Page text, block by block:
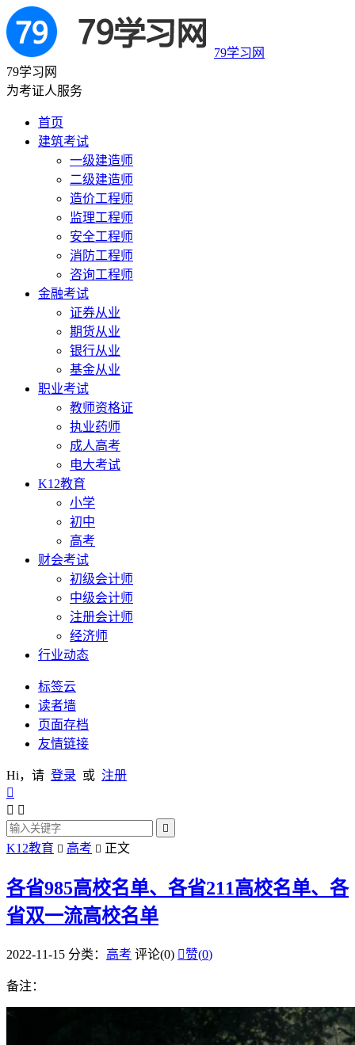
79学习网
79学习网
为考证人服务
首页
建筑考试
一级建造师
二级建造师
造价工程师
监理工程师
安全工程师
消防工程师
咨询工程师
金融考试
证券从业
期货从业
银行从业
基金从业
职业考试
教师资格证
执业药师
成人高考
电大考试
K12教育
小学
初中
高考
财会考试
初级会计师
中级会计师
注册会计师
经济师
行业动态
标签云
读者墙
页面存档
友情链接
Hi，请 登录 或 注册

 

K12教育  高考  正文
各省985高校名单、各省211高校名单、各
省双一流高校名单
2022-11-15 分类： 高考 评论(0) 赞(0)
备注：